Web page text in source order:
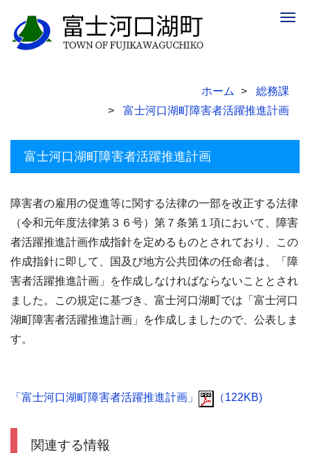
ホーム
総務課
富士河口湖町障害者活躍推進計画
富士河口湖町障害者活躍推進計画
障害者の雇用の促進等に関する法律の一部を改正する法律
（令和元年度法律第３６号）第７条第１項において、障害
者活躍推進計画作成指針を定めるものとされており、この
作成指針に即して、国及び地方公共団体の任命者は、「障
害者活躍推進計画」を作成しなければならないこととされ
ました。この規定に基づき、富士河口湖町では「富士河口
湖町障害者活躍推進計画」を作成しましたので、公表しま
す。
「富士河口湖町障害者活躍推進計画」 （122KB)
関連する情報